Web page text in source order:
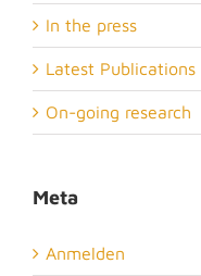
In the press
Latest Publications
On-going research
Meta
Anmelden